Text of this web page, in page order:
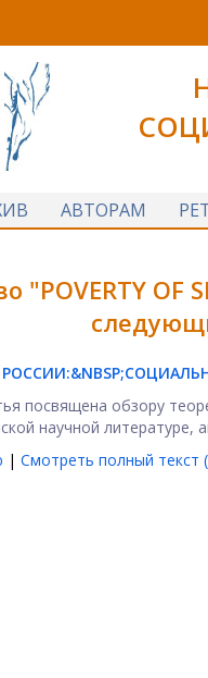
АВТОРАМ
"POVERTY OF
посвящена обзору
научной литературе,
| Смотреть полный текст